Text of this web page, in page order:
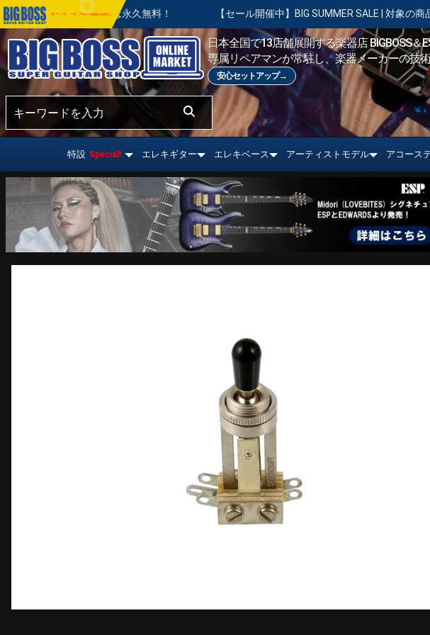
は永久無料！ 【セール開催中】BIG SUMMER SALE | 対象の商品が真夏のお祭り価格
おすすめ情報!
日本全国で13店舗展開する楽器店 BIGBOSS
専属リペアマンが常駐し、楽器メーカーの技
安心セットアップ→
特設 Special! エレキギター エレキベース アーティストモデル アコース